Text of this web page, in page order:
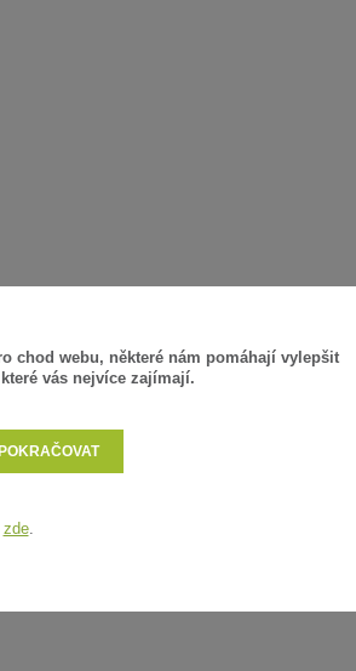
chod webu, některé nám pomáhají vylepšit
vás nejvíce zajímají.
zde.